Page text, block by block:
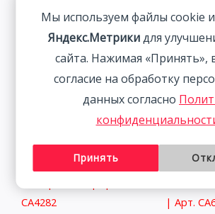
Audi A3 1.4T 150HP 2WD
CA4282
| Арт.
Мы используем файлы cookie
Яндекс.Метрикидля
сайта. Нажимая «Принять»,
согласие на обработку
данных согласно
Принять